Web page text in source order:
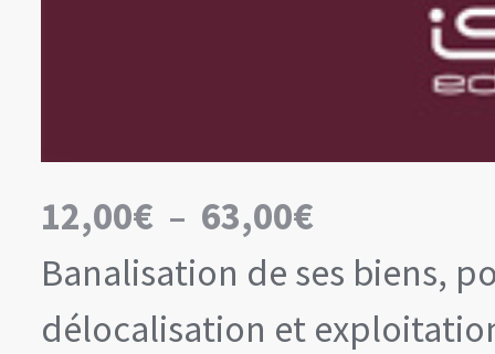
12,00€ – 63,00€de
12,00€
à
Banalisation de ses biens,
délocalisation et